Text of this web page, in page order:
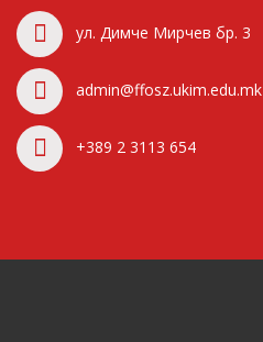
ул. Димче Мирчев бр. 3
admin@ffosz.ukim.edu.mk
+389 2 3113 654